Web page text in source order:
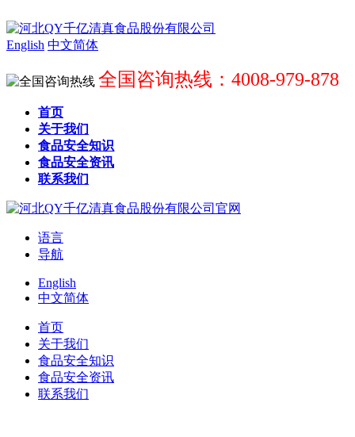
English 中文简体
全国咨询热线：4008-979-878
首页
关于我们
食品安全知识
食品安全资讯
联系我们
语言
导航
English
中文简体
首页
关于我们
食品安全知识
食品安全资讯
联系我们